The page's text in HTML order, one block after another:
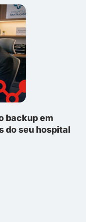
backup em
do seu hospital